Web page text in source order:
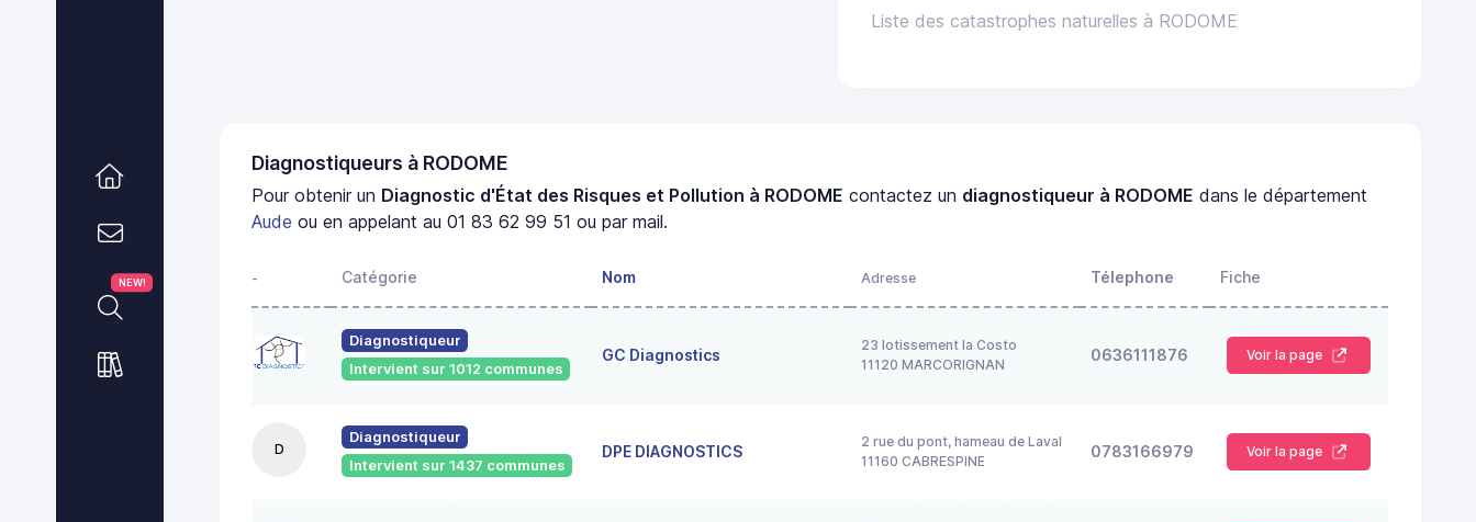
NEW!
Liste des catastrophes naturelles à RODOME
Diagnostiqueurs à RODOME
Pour obtenir un Diagnostic d'État des Risques et Pollution à RODOME contactez un diagnostiqueur à RODOME dans le département
Aude ou en appelant au 01 83 62 99 51 ou par mail.
- Catégorie Nom Adresse Télephone Fiche
Diagnostiqueur
Intervient sur 1012 communes
GC Diagnostics
23 lotissement la Costo
11120 MARCORIGNAN
0636111876 Voir la page
D
Diagnostiqueur
Intervient sur 1437 communes
DPE DIAGNOSTICS
2 rue du pont, hameau de Laval
11160 CABRESPINE
0783166979 Voir la page